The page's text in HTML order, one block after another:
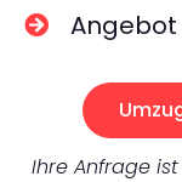
Angebot
Ihre Anfrage ist